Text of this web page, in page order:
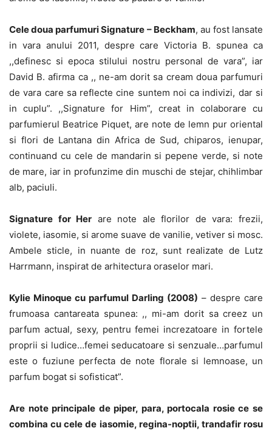
Cele doua parfumuri Signature – Beckham, au fost lansate
in vara anului 2011, despre care Victoria B. spunea ca
,,definesc si epoca stilului nostru personal de vara”, iar
David B. afirma ca ,, ne-am dorit sa cream doua parfumuri
de vara care sa reflecte cine suntem noi ca indivizi, dar si
in cuplu”. ,,Signature for Him”, creat in colaborare cu
parfumierul Beatrice Piquet, are note de lemn pur oriental
si flori de Lantana din Africa de Sud, chiparos, ienupar,
continuand cu cele de mandarin si pepene verde, si note
de mare, iar in profunzime din muschi de stejar, chihlimbar
alb, paciuli.
Signature for Her are note ale florilor de vara: frezii,
violete, iasomie, si arome suave de vanilie, vetiver si mosc.
Ambele sticle, in nuante de roz, sunt realizate de Lutz
Harrmann, inspirat de arhitectura oraselor mari.
Kylie Minoque cu parfumul Darling (2008) – despre care
frumoasa cantareata spunea: ,, mi-am dorit sa creez un
parfum actual, sexy, pentru femei increzatoare in fortele
proprii si ludice…femei seducatoare si senzuale…parfumul
este o fuziune perfecta de note florale si lemnoase, un
parfum bogat si sofisticat”.
Are note principale de piper, para, portocala rosie ce se
combina cu cele de iasomie, regina-noptii, trandafir rosu